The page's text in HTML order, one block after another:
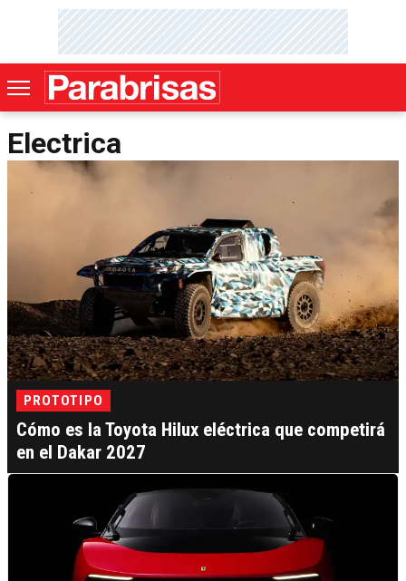
Electrica
PROTOTIPO
Cómo es la Toyota Hilux eléctrica que competirá
en el Dakar 2027